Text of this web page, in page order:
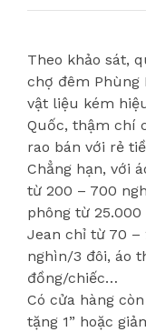
Theo khảo sát,
chợ đêm Phùng
vật liệu kém
Quốc, thậm chí
rao bán với rẻ
Chẳng hạn, với
từ 200 – 700
phông từ
Jean chỉ từ 70 –
nghìn/3 đôi, áo
đồng/chiếc…
Có cửa hàng
tặng 1” hoặc